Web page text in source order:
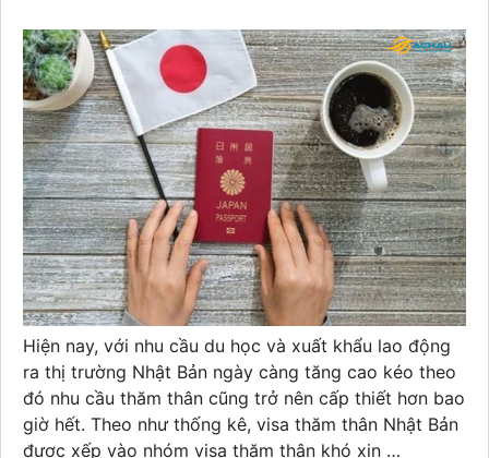
Hiện nay, với nhu cầu du học và xuất khẩu lao động
ra thị trường Nhật Bản ngày càng tăng cao kéo theo
đó nhu cầu thăm thân cũng trở nên cấp thiết hơn bao
giờ hết. Theo như thống kê, visa thăm thân Nhật Bản
được xếp vào nhóm visa thăm thân khó xin …